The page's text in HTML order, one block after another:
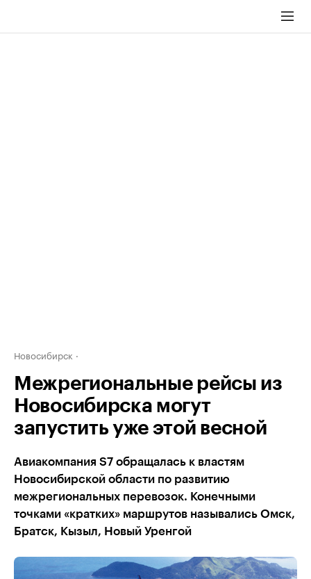
Новосибирск
Межрегиональные рейсы из
Новосибирска могут
запустить уже этой весной
Авиакомпания S7 обращалась к властям
Новосибирской области по развитию
межрегиональных перевозок. Конечными
точками «кратких» маршрутов назывались Омск,
Братск, Кызыл, Новый Уренгой